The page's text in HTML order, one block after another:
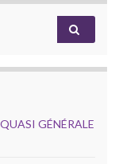
GÉNÉRALE